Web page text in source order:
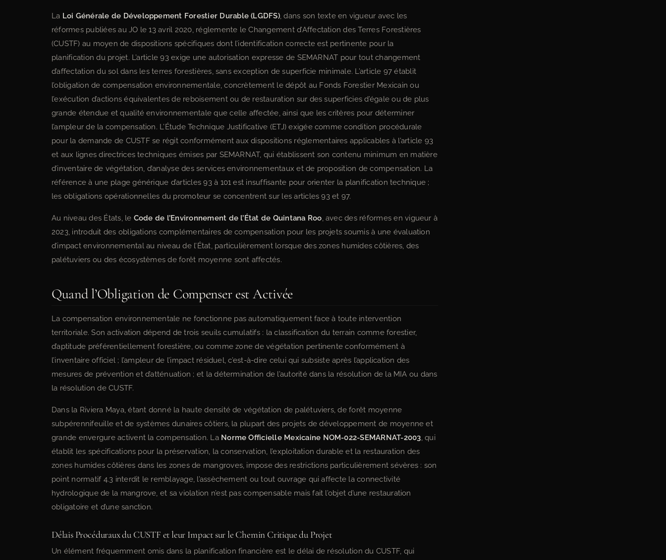
La Loi Générale de Développement Forestier Durable (LGDFS), dans son texte en vigueur avec les
réformes publiées au JO le 13 avril 2020, réglemente le Changement d’Affectation des Terres Forestières
(CUSTF) au moyen de dispositions spécifiques dont l’identification correcte est pertinente pour la
planification du projet. L’article 93 exige une autorisation expresse de SEMARNAT pour tout changement
d’affectation du sol dans les terres forestières, sans exception de superficie minimale. L’article 97 établit
l’obligation de compensation environnementale, concrètement le dépôt au Fonds Forestier Mexicain ou
l’exécution d’actions équivalentes de reboisement ou de restauration sur des superficies d’égale ou de plus
grande étendue et qualité environnementale que celle affectée, ainsi que les critères pour déterminer
l’ampleur de la compensation. L’Étude Technique Justificative (ETJ) exigée comme condition procédurale
pour la demande de CUSTF se régit conformément aux dispositions réglementaires applicables à l’article 93
et aux lignes directrices techniques émises par SEMARNAT, qui établissent son contenu minimum en matière
d’inventaire de végétation, d’analyse des services environnementaux et de proposition de compensation. La
référence à une plage générique d’articles 93 à 101 est insuffisante pour orienter la planification technique ;
les obligations opérationnelles du promoteur se concentrent sur les articles 93 et 97.
Au niveau des États, le Code de l’Environnement de l’État de Quintana Roo, avec des réformes en vigueur à
2023, introduit des obligations complémentaires de compensation pour les projets soumis à une évaluation
d’impact environnemental au niveau de l’État, particulièrement lorsque des zones humides côtières, des
palétuviers ou des écosystèmes de forêt moyenne sont affectés.
Quand l’Obligation de Compenser est Activée
La compensation environnementale ne fonctionne pas automatiquement face à toute intervention
territoriale. Son activation dépend de trois seuils cumulatifs : la classification du terrain comme forestier,
d’aptitude préférentiellement forestière, ou comme zone de végétation pertinente conformément à
l’inventaire officiel ; l’ampleur de l’impact résiduel, c’est-à-dire celui qui subsiste après l’application des
mesures de prévention et d’atténuation ; et la détermination de l’autorité dans la résolution de la MIA ou dans
la résolution de CUSTF.
Dans la Riviera Maya, étant donné la haute densité de végétation de palétuviers, de forêt moyenne
subpérennifeuille et de systèmes dunaires côtiers, la plupart des projets de développement de moyenne et
grande envergure activent la compensation. La Norme Officielle Mexicaine NOM-022-SEMARNAT-2003, qui
établit les spécifications pour la préservation, la conservation, l’exploitation durable et la restauration des
zones humides côtières dans les zones de mangroves, impose des restrictions particulièrement sévères : son
point normatif 4.3 interdit le remblayage, l’assèchement ou tout ouvrage qui affecte la connectivité
hydrologique de la mangrove, et sa violation n’est pas compensable mais fait l’objet d’une restauration
obligatoire et d’une sanction.
Délais Procéduraux du CUSTF et leur Impact sur le Chemin Critique du Projet
Un élément fréquemment omis dans la planification financière est le délai de résolution du CUSTF, qui